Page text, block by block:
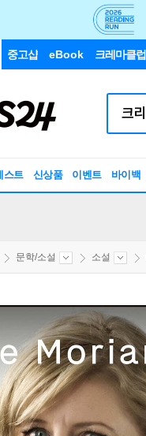
중고샵 eBook 크레마클럽
스트 신상품 이벤트 바이백
문학/소설 소설